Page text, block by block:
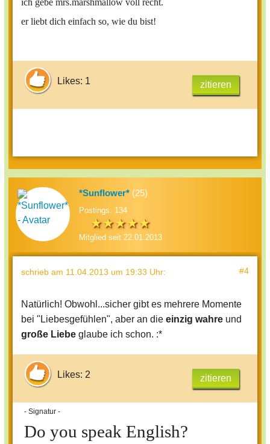
ich gebe mrs.marshmallow voll recht.
er liebt dich einfach so, wie du bist!
Likes: 1 zitieren
*Sunflower* (25)
Postings: 134
Mitglied seit 22.01.2013
schrieb am 11.04.2013 um 19:33 Uhr: #4
Natürlich! Obwohl...sicher gibt es mehrere Momente
bei "Liebesgefühlen", aber an die einzig wahre und
große Liebe glaube ich schon. :*
Likes: 2 zitieren
- Signatur -
Do you speak English?